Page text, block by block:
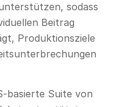
sodass
Beitrag
Produktionsziele
basierte Suite von